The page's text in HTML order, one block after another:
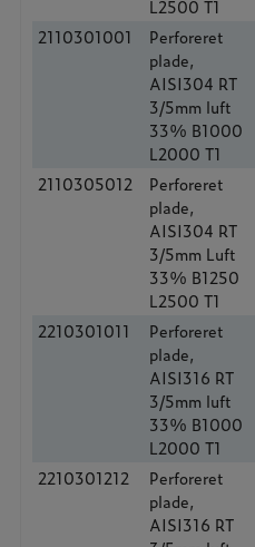
L2500 T1
2110301001
Perforeret
plade,
AISI304 RT
3/5mm luft
33% B1000
L2000 T1
2110305012
Perforeret
plade,
AISI304 RT
3/5mm Luft
33% B1250
L2500 T1
2210301011
Perforeret
plade,
AISI316 RT
3/5mm luft
33% B1000
L2000 T1
2210301212
Perforeret
plade,
AISI316 RT